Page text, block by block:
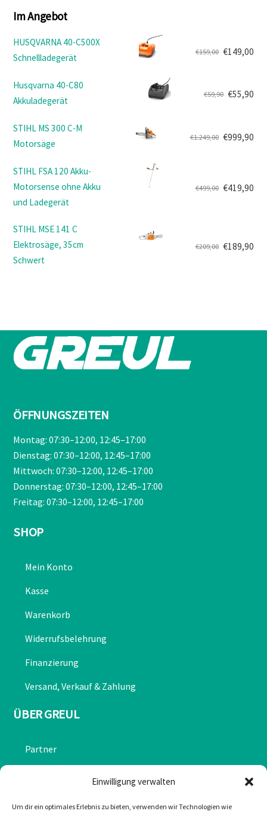
Einwilligung verwalten
Um dir ein optimales Erlebnis zu bieten, verwenden wir Technologien wie
Im Angebot
HUSQVARNA 40-C500X
Schnellladegerät
€159,00
Ursprünglicher
war:
€159,00
€149,00
Aktueller
ist:
€149,00.
Husqvarna 40-C80
Akkuladegerät
€59,90
Ursprünglicher
war:
€59,90
€55,90
Aktueller
ist:
€55,90.
STIHL MS 300 C-M
Motorsäge
€1.249,00
Ursprünglicher
war:
€1.249,00
€999,90
Aktueller
ist:
€999,90.
STIHL FSA 120 Akku-
Motorsense ohne Akku
und Ladegerät
€499,00
war:
€499,00
€419,90
ist:
€419,90.
STIHL MSE 141 C
Elektrosäge, 35cm
Schwert
€209,00
Ursprünglicher
€189,90
ÖFFNUNGSZEITEN
Montag: 07:30–12:00, 12:45–17:00
Dienstag: 07:30–12:00, 12:45–17:00
Mittwoch: 07:30–12:00, 12:45–17:00
Donnerstag: 07:30–12:00, 12:45–17:00
Freitag: 07:30–12:00, 12:45–17:00
SHOP
Mein Konto
Kasse
Warenkorb
Widerrufsbelehrung
Finanzierung
Versand, Verkauf & Zahlung
ÜBER GREUL
Partner